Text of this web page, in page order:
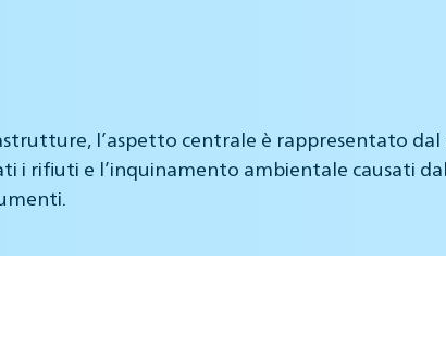
l’aspetto centrale è rappresentato
i rifiuti e l’inquinamento ambientale causati